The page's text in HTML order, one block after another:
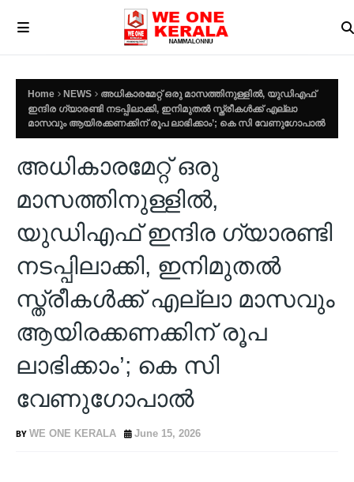
Home NEWS
അധികാരമേറ്റ് ഒരു മാസത്തിനുള്ളിൽ, യുഡിഎഫ്
ഇന്ദിര ഗ്യാരണ്ടി നടപ്പിലാക്കി, ഇനിമുതൽ സ്ത്രീകൾക്ക് എല്ലാ
മാസവും ആയിരക്കണക്കിന് രൂപ ലാഭിക്കാം’; കെ സി വേണുഗോപാൽ
അധികാരമേറ്റ് ഒരു
മാസത്തിനുള്ളിൽ,
യുഡിഎഫ് ഇന്ദിര ഗ്യാരണ്ടി
നടപ്പിലാക്കി, ഇനിമുതൽ
സ്ത്രീകൾക്ക് എല്ലാ മാസവും
ആയിരക്കണക്കിന് രൂപ
ലാഭിക്കാം’; കെ സി
വേണുഗോപാൽ
WE ONE KERALA June 15, 2026